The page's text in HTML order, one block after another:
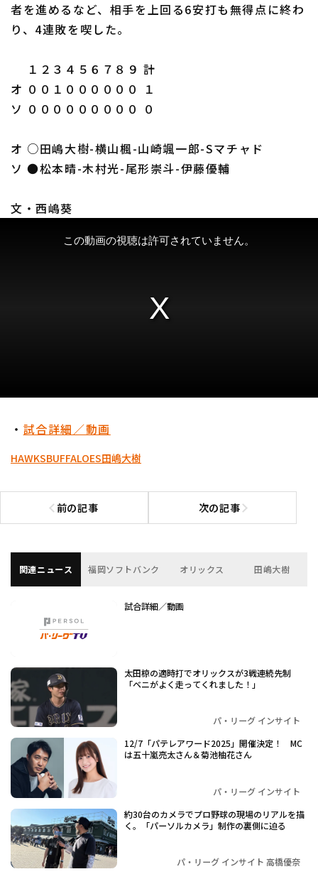
者を進めるなど、相手を上回る6安打も無得点に終わ
り、4連敗を喫した。
１２３４５６７８９ 計
オ ００１００００００ １
ソ ０００００００００ ０
オ ○田嶋大樹-横山楓-山崎颯一郎-Sマチャド
ソ ●松本晴-木村光-尾形崇斗-伊藤優輔
文・西嶋葵
・ 試合詳細／動画
HAWKSBUFFALOES田嶋大樹
前の記事
前の記事へ 次の記事次の記事へ
関連ニュース 福岡ソフトバンク オリックス 田嶋大樹
試合詳細／動画
太田椋の適時打でオリックスが3戦連続先制
「ベニがよく走ってくれました！」
パ・リーグ インサイト
12/7「パテレアワード2025」開催決定！ MC
は五十嵐亮太さん＆菊池柚花さん
パ・リーグ インサイト
約30台のカメラでプロ野球の現場のリアルを描
く。「パーソルカメラ」制作の裏側に迫る
パ・リーグ インサイト 高橋優奈